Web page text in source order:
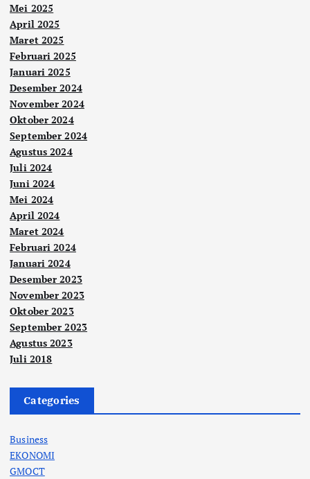
Mei 2025
April 2025
Maret 2025
Februari 2025
Januari 2025
Desember 2024
November 2024
Oktober 2024
September 2024
Agustus 2024
Juli 2024
Juni 2024
Mei 2024
April 2024
Maret 2024
Februari 2024
Januari 2024
Desember 2023
November 2023
Oktober 2023
September 2023
Agustus 2023
Juli 2018
Categories
Business
EKONOMI
GMOCT